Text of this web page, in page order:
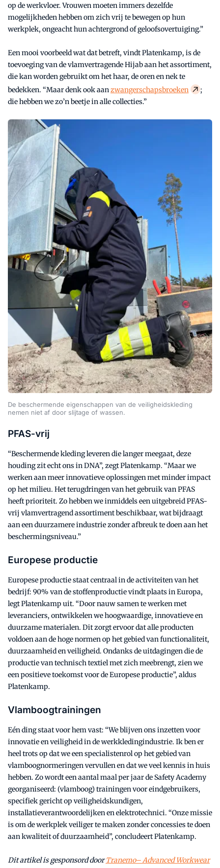
op de werkvloer. Vrouwen moeten immers dezelfde
mogelijkheden hebben om zich vrij te bewegen op hun
werkplek, ongeacht hun achtergrond of geloofsovertuiging.”
Een mooi voorbeeld wat dat betreft, vindt Platenkamp, is de
toevoeging van de vlamvertragende Hijab aan het assortiment,
die kan worden gebruikt om het haar, de oren en nek te
bedekken. “Maar denk ook aanzwangerschapsbroeken
;
die hebben we zo’n beetje in alle collecties.”
De beschermende eigenschappen van de veiligheidskleding
nemen niet af door slijtage of wassen.
PFAS-vrij
“Beschermende kleding leveren die langer meegaat, deze
houding zit echt ons in DNA”, zegt Platenkamp. “Maar we
werken aan meer innovatieve oplossingen met minder impact
op het milieu. Het terugdringen van het gebruik van PFAS
heeft prioriteit. Zo hebben we inmiddels een uitgebreid PFAS-
vrij vlamvertragend assortiment beschikbaar, wat bijdraagt
aan een duurzamere industrie zonder afbreuk te doen aan het
beschermingsniveau.”
Europese productie
Europese productie staat centraal in de activiteiten van het
bedrijf: 90% van de stoffenproductie vindt plaats in Europa,
legt Platenkamp uit. “Door nauw samen te werken met
leveranciers, ontwikkelen we hoogwaardige, innovatieve en
duurzame materialen. Dit zorgt ervoor dat alle producten
voldoen aan de hoge normen op het gebied van functionaliteit,
duurzaamheid en veiligheid. Ondanks de uitdagingen die de
productie van technisch textiel met zich meebrengt, zien we
een positieve toekomst voor de Europese productie”, aldus
Platenkamp.
Vlamboogtrainingen
Eén ding staat voor hem vast: “We blijven ons inzetten voor
innovatie en veiligheid in de werkkledingindustrie. Ik ben er
heel trots op dat we een specialistenrol op het gebied van
vlamboognormeringen vervullen en dat we veel kennis in huis
hebben. Zo wordt een aantal maal per jaar de Safety Academy
georganiseerd: (vlamboog) trainingen voor eindgebruikers,
specifiek gericht op veiligheidskundigen,
installatieverantwoordelijken en elektrotechnici. “Onze missie
is om de werkplek veiliger te maken zonder concessies te doen
aan kwaliteit of duurzaamheid”, concludeert Platenkamp.
Dit artikel is gesponsord doorTranemo– Advanced Workwear